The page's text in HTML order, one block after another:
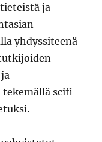
ja
yhdyssiteenä
scifi-